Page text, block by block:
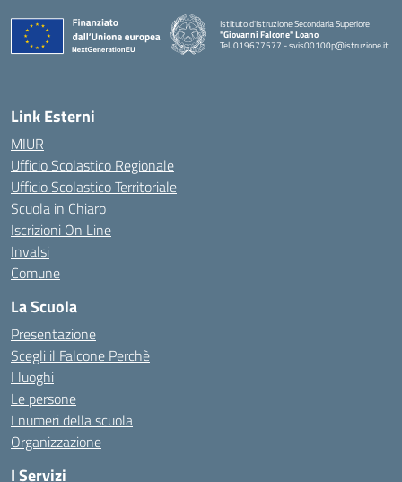
Istituto d'Istruzione Secondaria Superiore
"Giovanni Falcone" Loano
Tel. 019677577 - svis00100p@istruzione.it
— Visita la pagina iniziale della scuola
Link Esterni
MIUR
Ufficio Scolastico Regionale
Ufficio Scolastico Territoriale
Scuola in Chiaro
Iscrizioni On Line
Invalsi
Comune
La Scuola
Presentazione
Scegli il Falcone Perchè
I luoghi
Le persone
I numeri della scuola
Organizzazione
I Servizi